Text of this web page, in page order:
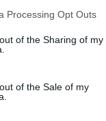
Processing Opt Outs
of the Sharing of my
of the Sale of my
Η ξενάγηση στο